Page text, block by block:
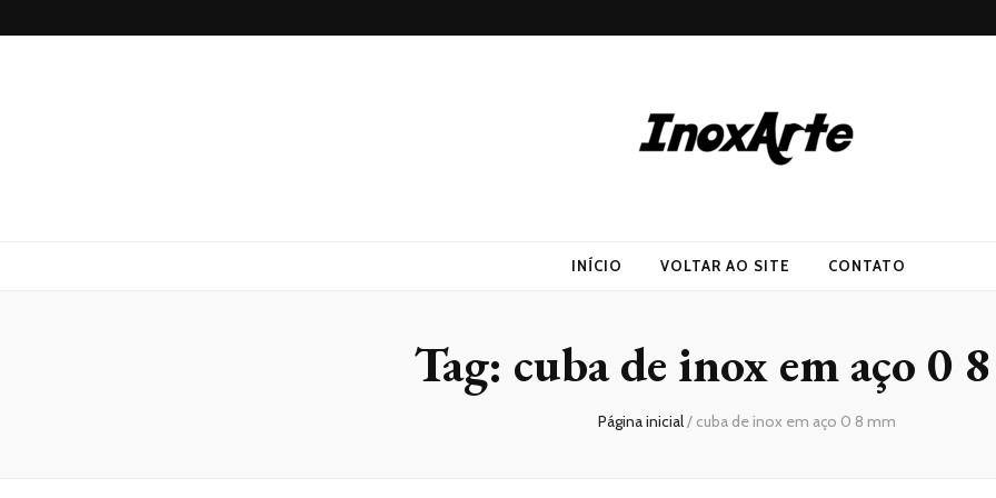
INÍCIO VOLTAR AO SITE CONTATO
Tag: cuba de inox em aço 0
Página inicial/ cuba de inox em aço 0 8 mm